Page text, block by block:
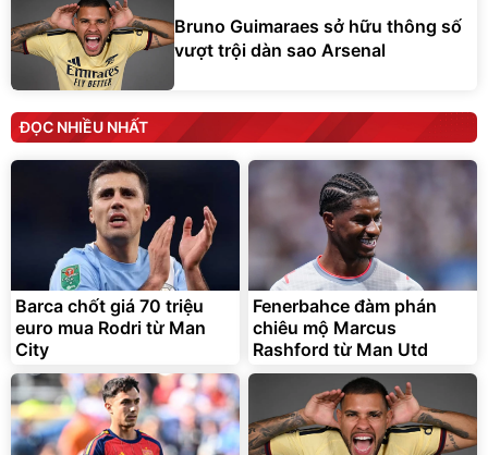
Bruno Guimaraes sở hữu thông số
vượt trội dàn sao Arsenal
ĐỌC NHIỀU NHẤT
Barca chốt giá 70 triệu
euro mua Rodri từ Man
City
Fenerbahce đàm phán
chiêu mộ Marcus
Rashford từ Man Utd